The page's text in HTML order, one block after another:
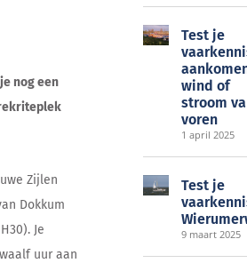
nog een
Zijlen
Dokkum
Je
uur aan
Test je
wind of
stroom
voren
1 april 2025
Test je
9 maart 2025